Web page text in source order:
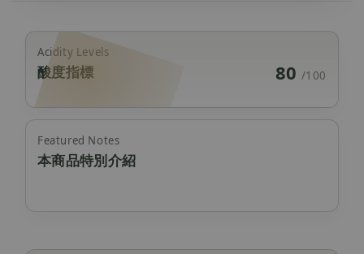
Acidity Levels
酸度指標 80 /100
Featured Notes
本商品特別介紹